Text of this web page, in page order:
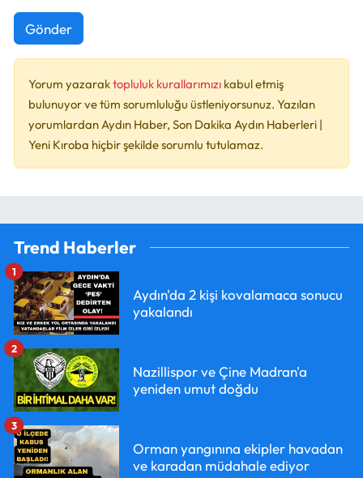
Gönder
Yorum yazaraktopluluk kurallarımızı kabul etmiş
bulunuyor ve tüm sorumluluğu üstleniyorsunuz. Yazılan
yorumlardan Aydın Haber, Son Dakika Aydın Haberleri |
Yeni Kıroba hiçbir şekilde sorumlu tutulamaz.
Trend Haberler
Aydın'da 2 kişi kovalamaca sonucu
yakalandı
1
Nazillispor ve Çine Madran'a
yeniden umut doğdu
2
Orman yangınına ekipler havadan
ve karadan müdahale ediyor
3